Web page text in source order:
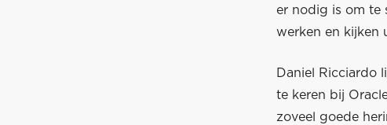
er nodig is om te
werken en kijken
Daniel Ricciardo
te keren bij
zoveel goede